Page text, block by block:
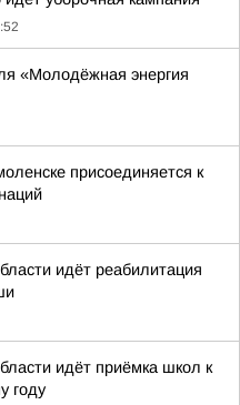
«Молодёжная энергия
присоединяется к
идёт реабилитация
идёт приёмка школ к
году